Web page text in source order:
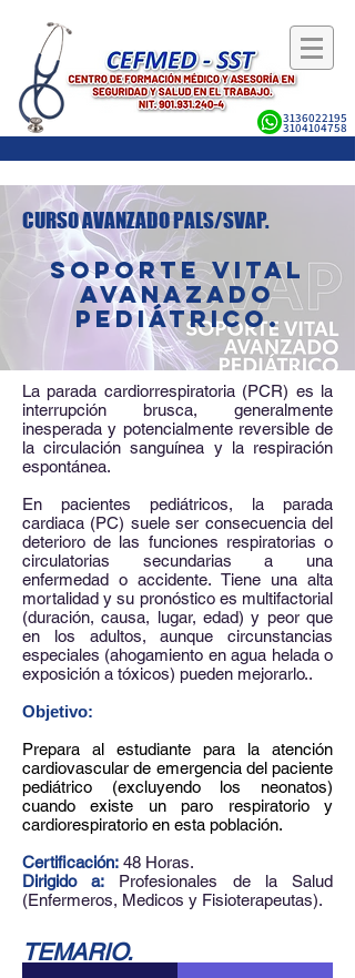
3136022195
3104104758
CURSO AVANZADO PALS/SVAP.
SOPORTE VITAL
AVANAZADO
PEDIÁTRICO.
La parada cardiorrespiratoria (PCR) es la
interrupción brusca, generalmente
inesperada y potencialmente reversible de
la circulación sanguínea y la respiración
espontánea.
En pacientes pediátricos, la parada
cardiaca (PC) suele ser consecuencia del
deterioro de las funciones respiratorias o
circulatorias secundarias a una
enfermedad o accidente. Tiene una alta
mortalidad y su pronóstico es multifactorial
(duración, causa, lugar, edad) y peor que
en los adultos, aunque circunstancias
especiales (ahogamiento en agua helada o
exposición a tóxicos) pueden mejorarlo..
Objetivo:
Prepara al estudiante para la atención
cardiovascular de emergencia del paciente
pediátrico (excluyendo los neonatos)
cuando existe un paro respiratorio y
cardiorespiratorio en esta población.
Certificación: ​ 48 Horas.
Dirigido a: ​ Profesionales de la Salud
(Enfermeros, Medicos y Fisioterapeutas).
TEMARIO.